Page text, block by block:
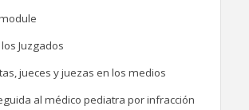
Juzgados
jueces y juezas en los medios
al médico pediatra por infracción